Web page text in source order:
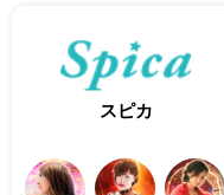
スピカ